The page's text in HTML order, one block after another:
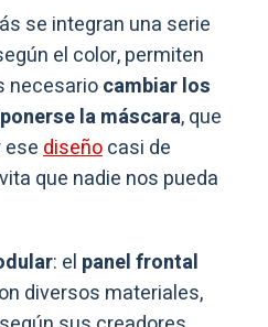
se integran una serie
el color, permiten
necesariocambiar los
la máscara, que
diseñocasi de
que nadie nos pueda
: el panel frontal
diversos materiales,